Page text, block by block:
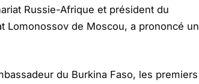
Russie-Afrique et président du
Lomonossov de Moscou, a prononcé un
du Burkina Faso, les premiers